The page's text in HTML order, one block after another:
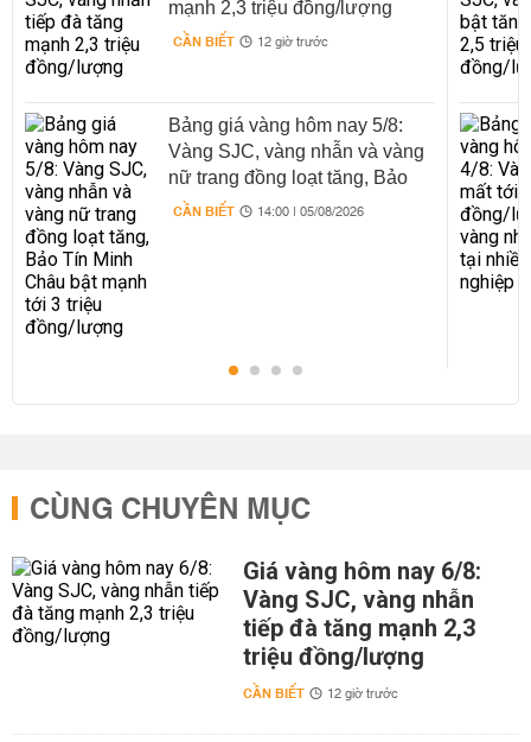
mạnh 2,3 triệu đồng/lượng
CẦN BIẾT 12 giờ trước
Bảng giá vàng hôm nay 5/8:
Vàng SJC, vàng nhẫn và vàng
nữ trang đồng loạt tăng, Bảo
Tín Minh Châu bật mạnh tới 3
CẦN BIẾT 14:00 | 05/08/2026
CÙNG CHUYÊN MỤC
Giá vàng hôm nay 6/8:
Vàng SJC, vàng nhẫn
tiếp đà tăng mạnh 2,3
triệu đồng/lượng
CẦN BIẾT 12 giờ trước